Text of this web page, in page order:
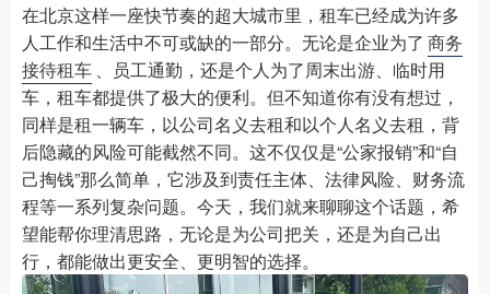
在北京这样一座快节奏的超大城市里，租车已经成为许多
人工作和生活中不可或缺的一部分。无论是企业为了 商务
接待租车 、员工通勤，还是个人为了周末出游、临时用
车，租车都提供了极大的便利。但不知道你有没有想过，
同样是租一辆车，以公司名义去租和以个人名义去租，背
后隐藏的风险可能截然不同。这不仅仅是“公家报销”和“自
己掏钱”那么简单，它涉及到责任主体、法律风险、财务流
程等一系列复杂问题。今天，我们就来聊聊这个话题，希
望能帮你理清思路，无论是为公司把关，还是为自己出
行，都能做出更安全、更明智的选择。